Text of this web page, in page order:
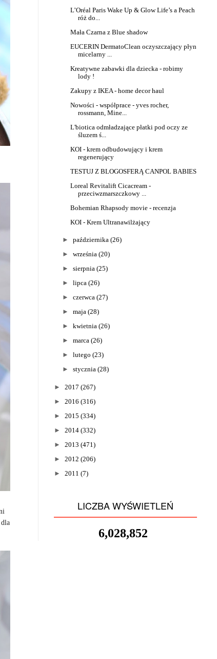
L’Oréal Paris Wake Up & Glow Life’s a Peach
róż do...
Mała Czarna z Blue shadow
EUCERIN DermatoClean oczyszczający płyn
micelarny ...
Kreatywne zabawki dla dziecka - robimy
lody !
Zakupy z IKEA - home decor haul
Nowości - współprace - yves rocher,
rossmann, Mine...
L'biotica odmładzające płatki pod oczy ze
śluzem ś...
KOI - krem odbudowujący i krem
regenerujący
TESTUJ Z BLOGOSFERĄ CANPOL BABIES
Loreal Revitalift Cicacream -
przeciwzmarszczkowy ...
Bohemian Rhapsody movie - recenzja
KOI - Krem Ultranawilżający
► października (26)
► września (20)
► sierpnia (25)
► lipca (26)
► czerwca (27)
► maja (28)
► kwietnia (26)
► marca (26)
► lutego (23)
► stycznia (28)
► 2017 (267)
► 2016 (316)
► 2015 (334)
► 2014 (332)
► 2013 (471)
► 2012 (206)
► 2011 (7)
LICZBA WYŚWIETLEŃ
6,028,852